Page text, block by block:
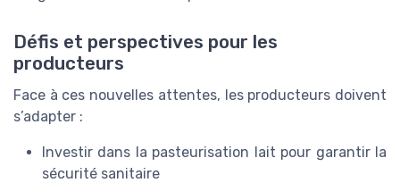
Défis et perspectives pour les
producteurs
Face à ces nouvelles attentes, les producteurs doivent
s’adapter :
Investir dans la pasteurisation lait pour garantir la
sécurité sanitaire